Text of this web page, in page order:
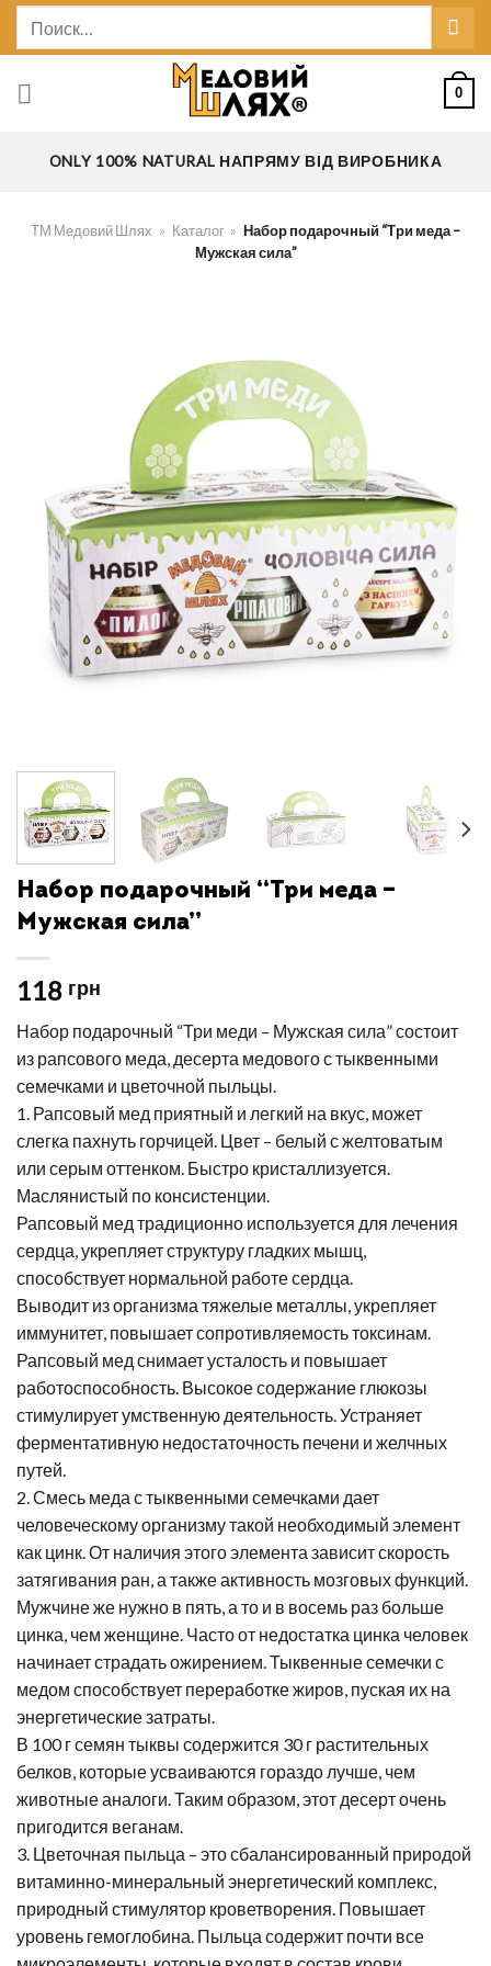
Skip
0
ONLY 100% NATURAL НАПРЯМУ ВІД ВИРОБНИКА
ТМ Медовий Шлях » Каталог » Набор подарочный “Три меда –
Мужская сила”
Набор подарочный “Три меда –
Мужская сила”
118 грн
Набор подарочный “Три меди – Мужская сила” состоит
из рапсового меда, десерта медового с тыквенными
семечками и цветочной пыльцы.
1. Рапсовый мед приятный и легкий на вкус, может
слегка пахнуть горчицей. Цвет – белый с желтоватым
или серым оттенком. Быстро кристаллизуется.
Маслянистый по консистенции.
Рапсовый мед традиционно используется для лечения
сердца, укрепляет структуру гладких мышц,
способствует нормальной работе сердца.
Выводит из организма тяжелые металлы, укрепляет
иммунитет, повышает сопротивляемость токсинам.
Рапсовый мед снимает усталость и повышает
работоспособность. Высокое содержание глюкозы
стимулирует умственную деятельность. Устраняет
ферментативную недостаточность печени и желчных
путей.
2. Смесь меда с тыквенными семечками дает
человеческому организму такой необходимый элемент
как цинк. От наличия этого элемента зависит скорость
затягивания ран, а также активность мозговых функций.
Мужчине же нужно в пять, а то и в восемь раз больше
цинка, чем женщине. Часто от недостатка цинка человек
начинает страдать ожирением. Тыквенные семечки с
медом способствует переработке жиров, пуская их на
энергетические затраты.
В 100 г семян тыквы содержится 30 г растительных
белков, которые усваиваются гораздо лучше, чем
животные аналоги. Таким образом, этот десерт очень
пригодится веганам.
3. Цветочная пыльца – это сбалансированный природой
витаминно-минеральный энергетический комплекс,
природный стимулятор кроветворения. Повышает
уровень гемоглобина. Пыльца содержит почти все